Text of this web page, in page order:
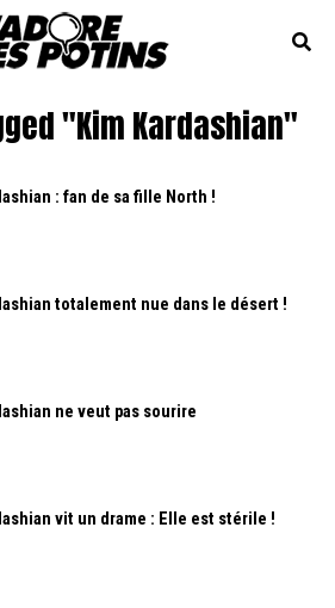
"Kim Kardashian"
: fan de sa fille North !
totalement nue dans le désert !
ne veut pas sourire
vit un drame : Elle est stérile !